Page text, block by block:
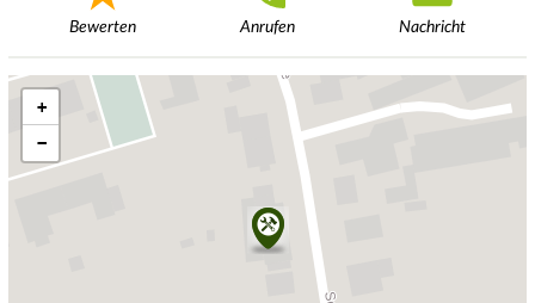
Bewerten Anrufen Nachricht
+
−